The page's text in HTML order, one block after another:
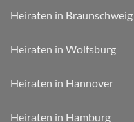
Heiraten in Braunschweig
Heiraten in Wolfsburg
Heiraten in Hannover
Heiraten in Hamburg